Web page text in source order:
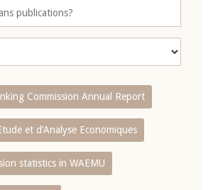
Commission Annual Report
et d’Analyse Economiques
statistics in WAEMU